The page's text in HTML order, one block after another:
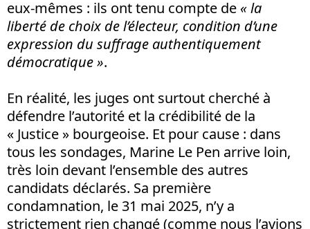
eux-mêmes : ils ont tenu compte de « la
liberté de choix de l’électeur, condition d’une
expression du suffrage authentiquement
démocratique ».
En réalité, les juges ont surtout cherché à
défendre l’autorité et la crédibilité de la
« Justice » bourgeoise. Et pour cause : dans
tous les sondages, Marine Le Pen arrive loin,
très loin devant l’ensemble des autres
candidats déclarés. Sa première
condamnation, le 31 mai 2025, n’y a
strictement rien changé (comme nous l’avions